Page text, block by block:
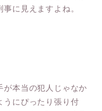
に見えますよね。
が本当の犯人じゃなか
うにぴったり張り付